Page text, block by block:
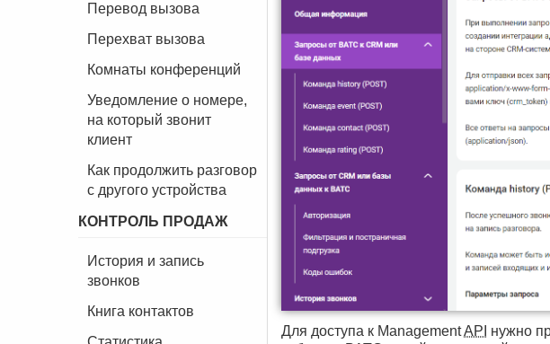
Перевод вызова
Перехват вызова
Комнаты конференций
Уведомление о номере,
на который звонит
клиент
Как продолжить разговор
с другого устройства
КОНТРОЛЬ ПРОДАЖ
История и запись
звонков
Книга контактов
Для доступа к ManagementAPI нужно